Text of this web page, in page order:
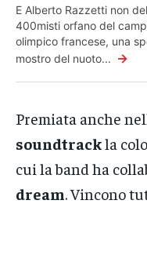
E Alberto Razzetti non
400misti orfano del
olimpico francese, una
mostro del nuoto... →
Premiata anche
soundtrackla
cui la band ha
dream. Vincono